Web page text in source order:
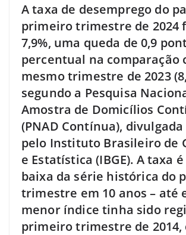
A taxa de desemprego do
primeiro trimestre de 2024
7,9%, uma queda de 0,9
percentual na comparação
mesmo trimestre de 2023
segundo a Pesquisa
Amostra de Domicílios
(PNAD Contínua), divulgada
pelo Instituto Brasileiro de
e Estatística (IBGE). A taxa
baixa da série histórica do
trimestre em 10 anos – até
menor índice tinha sido
primeiro trimestre de 2014,